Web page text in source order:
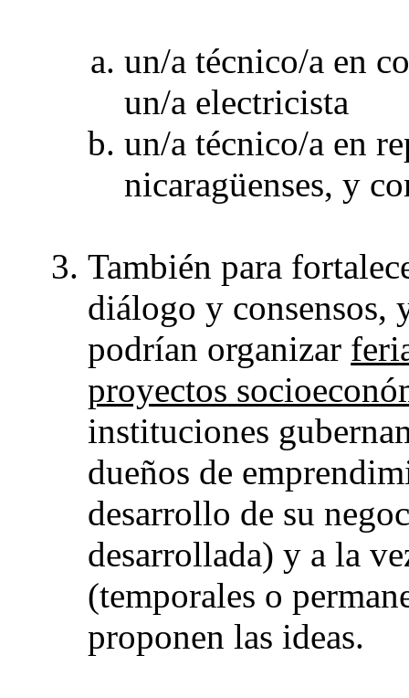
un/a técnico/a en
un/a electricista
un/a técnico/a en
nicaragüenses, y
También para
diálogo y consensos,
podrían organizar
proyectos
instituciones
dueños de
desarrollo de su
desarrollada) y a la
(temporales o
proponen las ideas.